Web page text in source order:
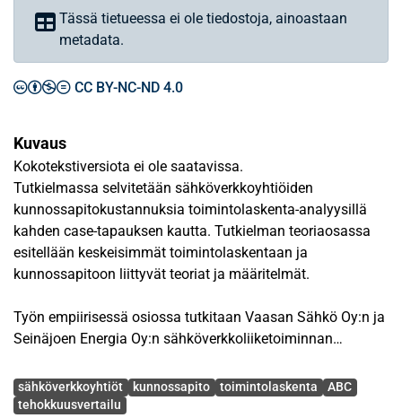
Tässä tietueessa ei ole tiedostoja, ainoastaan
metadata.
CC BY-NC-ND 4.0
Kuvaus
Kokotekstiversiota ei ole saatavissa.
Tutkielmassa selvitetään sähköverkkoyhtiöiden
kunnossapitokustannuksia toimintolaskenta-analyysillä
kahden case-tapauksen kautta. Tutkielman teoriaosassa
esitellään keskeisimmät toimintolaskentaan ja
kunnossapitoon liittyvät teoriat ja määritelmät.
Työn empiirisessä osiossa tutkitaan Vaasan Sähkö Oy:n ja
Seinäjoen Energia Oy:n sähköverkkoliiketoiminnan
Empiirinen aineisto koottiin kohdeyritysten haastatteluissa
ja heidän täyttämissään lomakkeissa. Menetelmänä
Avainsanat
sähköverkkoyhtiöt kunnossapito toimintolaskenta
ABC
tehokkuusvertailu